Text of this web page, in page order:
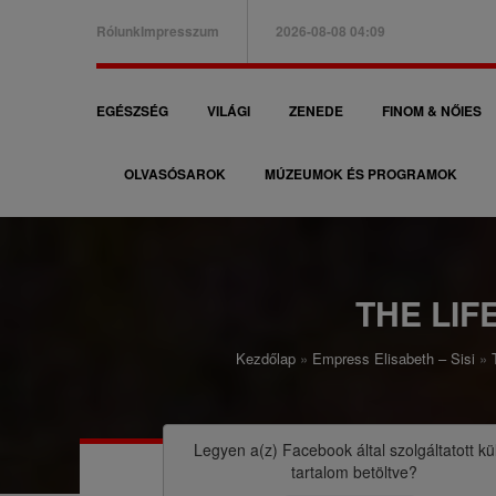
B
a
e
n
RólunkImpresszum 2026-08-08 04:09
F
a
i
EGÉSZSÉG VILÁGI ZENEDE FINOM & NŐIES
OLVASÓSAROK MÚZEUMOK ÉS PROGRAMOK
THE
Kezdőlap Empress Elisabeth – Sisi
Legyen a(z) Facebookáltal szolgáltatott
tartalom betöltve?